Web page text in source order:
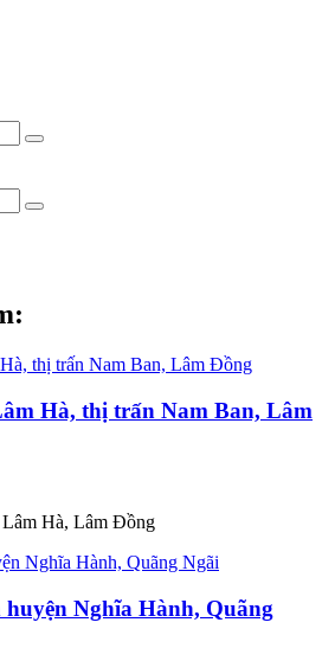
Hà, thị trấn Nam Ban, Lâm
Hà, Lâm Đồng
Nghĩa Hành, Quãng